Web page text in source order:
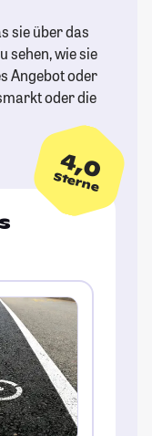
sie über das
sehen, wie sie
Angebot oder
oder die
4,0
Sterne